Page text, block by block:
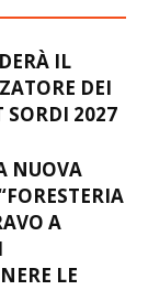
IL
DEI
SORDI 2027
NUOVA
A
LE